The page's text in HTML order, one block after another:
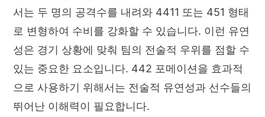
서는 두 명의 공격수를 내려와 4411 또는 451 형태
로 변형하여 수비를 강화할 수 있습니다. 이런 유연
성은 경기 상황에 맞춰 팀의 전술적 우위를 점할 수
있는 중요한 요소입니다. 442 포메이션을 효과적
으로 사용하기 위해서는 전술적 유연성과 선수들의
뛰어난 이해력이 필요합니다.